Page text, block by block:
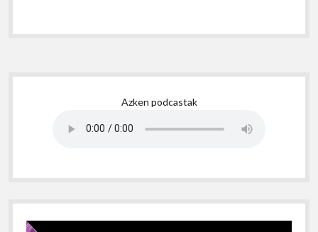
Sidebar
Azken podcastak